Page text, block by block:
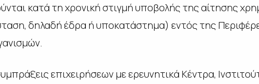
κατά τη χρονική στιγμή υποβολής της αίτησης
δηλαδή έδρα ή υποκατάστημα) εντός της
επιχειρήσεων με ερευνητικά Κέντρα,